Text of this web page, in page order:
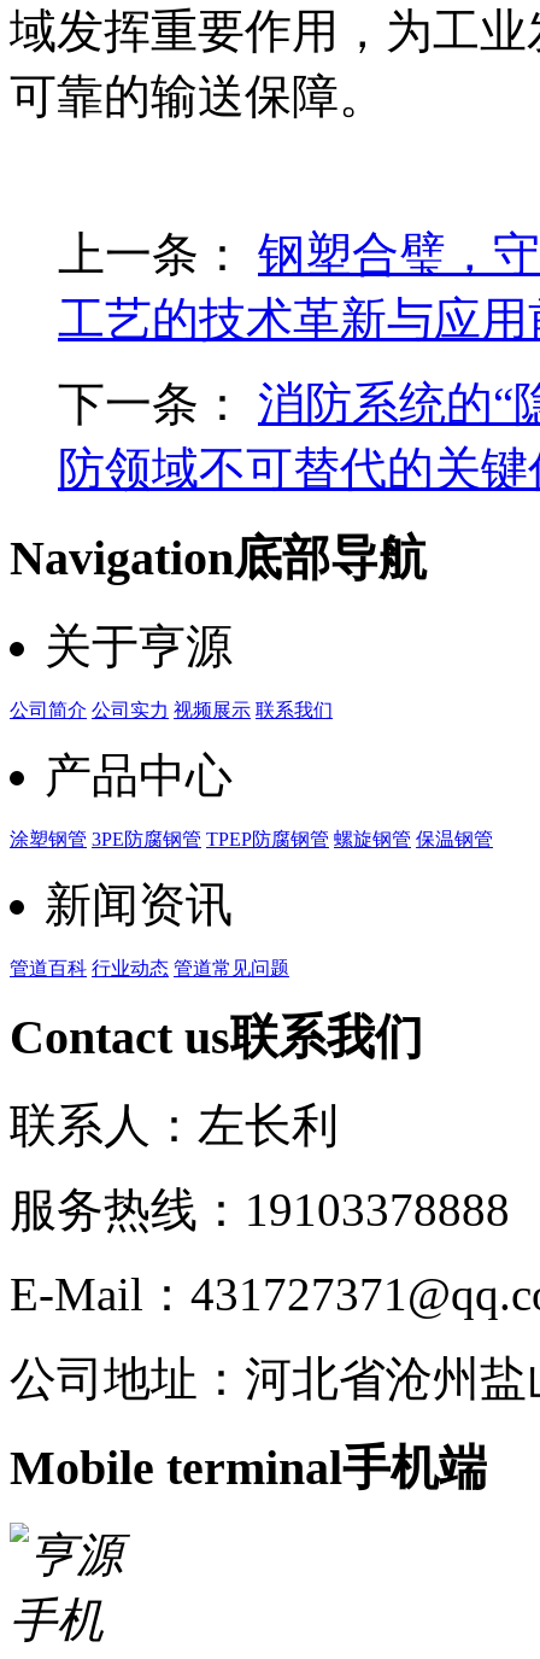
域发挥重要作用，为工
可靠的输送保障。
上一条： 钢塑合璧，
工艺的技术革新与应用
下一条： 消防系统的“
防领域不可替代的关
Navigation底部导航
关于亨源
公司简介 公司实力 视频展示 联系我们
产品中心
涂塑钢管 3PE防腐钢管 TPEP防腐钢管 螺旋钢管 保温钢管
新闻资讯
管道百科 行业动态 管道常见问题
Contact us联系我们
联系人：左长利
服务热线：19103378888
E-Mail：
公司地址：河北省沧州
Mobile terminal手机端